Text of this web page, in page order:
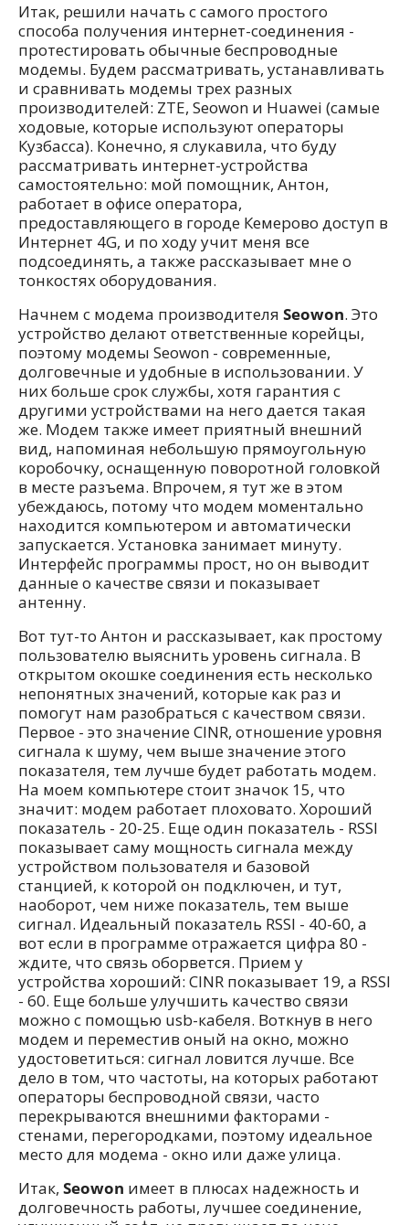
Итак, решили начать с самого простого
способа получения интернет-соединения -
протестировать обычные беспроводные
модемы. Будем рассматривать, устанавливать
и сравнивать модемы трех разных
производителей: ZTE, Seowon и Huawei (самые
ходовые, которые используют операторы
Кузбасса). Конечно, я слукавила, что буду
рассматривать интернет-устройства
самостоятельно: мой помощник, Антон,
работает в офисе оператора,
предоставляющего в городе Кемерово доступ в
Интернет 4G, и по ходу учит меня все
подсоединять, а также рассказывает мне о
тонкостях оборудования.
Начнем с модема производителя Seowon. Это
устройство делают ответственные корейцы,
поэтому модемы Seowon - современные,
долговечные и удобные в использовании. У
них больше срок службы, хотя гарантия с
другими устройствами на него дается такая
же. Модем также имеет приятный внешний
вид, напоминая небольшую прямоугольную
коробочку, оснащенную поворотной головкой
в месте разъема. Впрочем, я тут же в этом
убеждаюсь, потому что модем моментально
находится компьютером и автоматически
запускается. Установка занимает минуту.
Интерфейс программы прост, но он выводит
данные о качестве связи и показывает
антенну.
Вот тут-то Антон и рассказывает, как простому
пользователю выяснить уровень сигнала. В
открытом окошке соединения есть несколько
непонятных значений, которые как раз и
помогут нам разобраться с качеством связи.
Первое - это значение CINR, отношение уровня
сигнала к шуму, чем выше значение этого
показателя, тем лучше будет работать модем.
На моем компьютере стоит значок 15, что
значит: модем работает плоховато. Хороший
показатель - 20-25. Еще один показатель - RSSI
показывает саму мощность сигнала между
устройством пользователя и базовой
станцией, к которой он подключен, и тут,
наоборот, чем ниже показатель, тем выше
сигнал. Идеальный показатель RSSI - 40-60, а
вот если в программе отражается цифра 80 -
ждите, что связь оборвется. Прием у
устройства хороший: CINR показывает 19, а RSSI
- 60. Еще больше улучшить качество связи
можно с помощью usb-кабеля. Воткнув в него
модем и переместив оный на окно, можно
удостоветиться: сигнал ловится лучше. Все
дело в том, что частоты, на которых работают
операторы беспроводной связи, часто
перекрываются внешними факторами -
стенами, перегородками, поэтому идеальное
место для модема - окно или даже улица.
Итак, Seowon имеет в плюсах надежность и
долговечность работы, лучшее соединение,